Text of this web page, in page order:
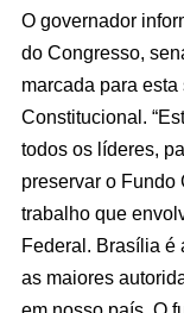
O governador
do Congresso,
marcada para
Constitucional.
todos os líderes,
preservar o Fundo
trabalho que
Federal. Brasília é
as maiores